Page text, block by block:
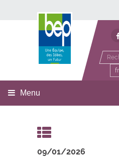
Développement
fr
Menu
09/01/2026